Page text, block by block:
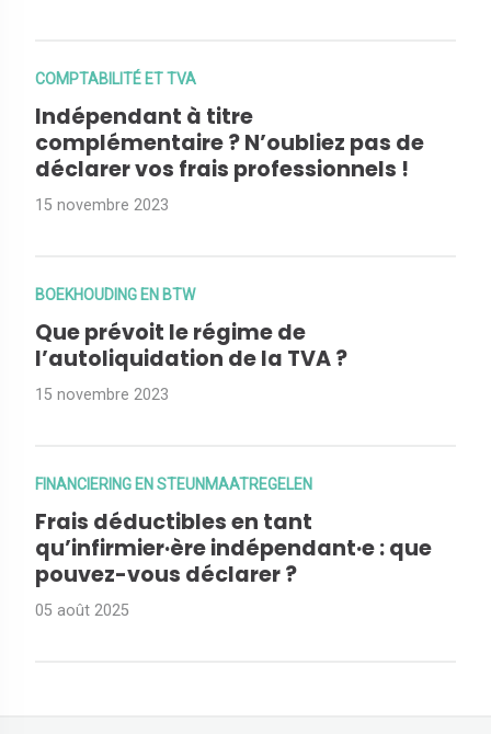
COMPTABILITÉ ET TVA
Indépendant à titre
complémentaire ? N’oubliez pas de
déclarer vos frais professionnels !
15 novembre 2023
BOEKHOUDING EN BTW
Que prévoit le régime de
l’autoliquidation de la TVA ?
15 novembre 2023
FINANCIERING EN STEUNMAATREGELEN
Frais déductibles en tant
qu’infirmier·ère indépendant·e : que
pouvez-vous déclarer ?
05 août 2025